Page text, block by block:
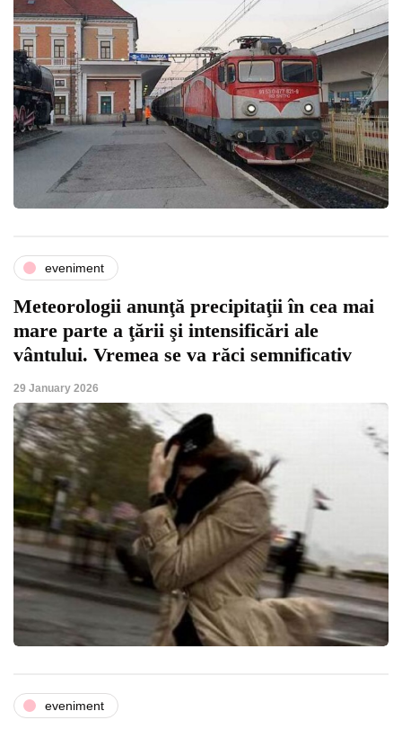
eveniment
Meteorologii anunţă precipitaţii în cea mai
mare parte a ţării şi intensificări ale
vântului. Vremea se va răci semnificativ
29 January 2026
eveniment